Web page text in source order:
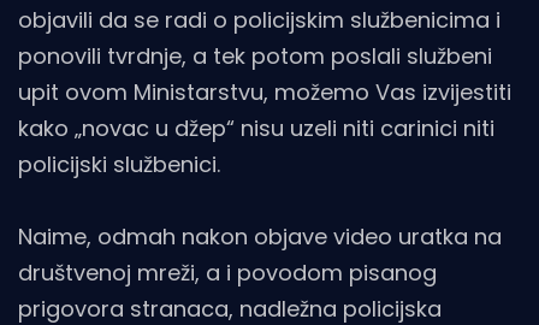
objavili da se radi o policijskim službenicima i
ponovili tvrdnje, a tek potom poslali službeni
upit ovom Ministarstvu, možemo Vas izvijestiti
kako „novac u džep“ nisu uzeli niti carinici niti
policijski službenici.
Naime, odmah nakon objave video uratka na
društvenoj mreži, a i povodom pisanog
prigovora stranaca, nadležna policijska